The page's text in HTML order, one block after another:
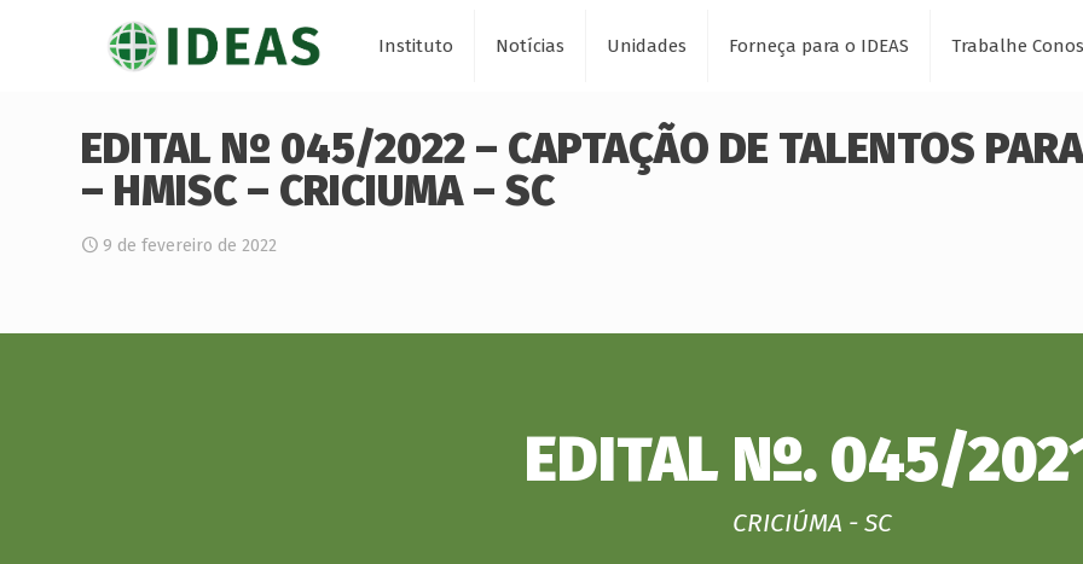
Instituto Notícias Unidades Forneça para o IDEAS Trabalhe
EDITAL Nº 045/2022 – CAPTAÇÃO DE TALENTOS
– HMISC – CRICIUMA – SC
9 de fevereiro de 2022
EDITAL Nº. 045/
CRICIÚMA - SC